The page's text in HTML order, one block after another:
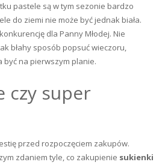
pastele są w tym sezonie bardzo
do ziemi nie może być jednak biała.
dla Panny Młodej. Nie
błahy sposób popsuć wieczoru,
na pierwszym planie.
czy super
przed rozpoczęciem zakupów.
zdaniem tyle, co zakupienie sukienki